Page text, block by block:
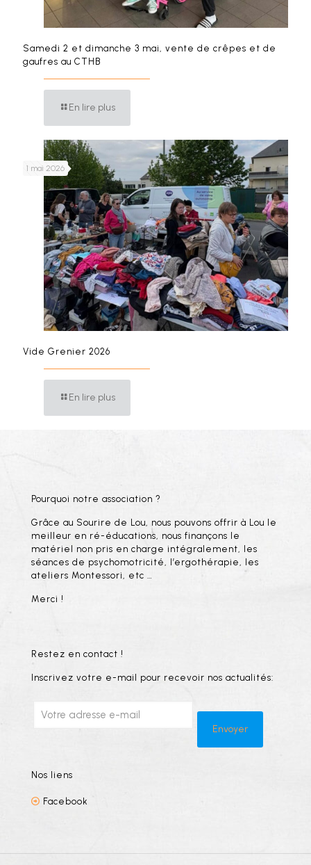
Samedi 2 et dimanche 3 mai, vente de crêpes et de
gaufres au CTHB
En lire plus
1 mai 2026
Vide Grenier 2026
En lire plus
Pourquoi notre association ?
Grâce au Sourire de Lou, nous pouvons offrir à Lou le
meilleur en ré-éducations, nous finançons le
matériel non pris en charge intégralement, les
séances de psychomotricité, l’ergothérapie, les
ateliers Montessori, etc …
Merci !
Restez en contact !
Inscrivez votre e-mail pour recevoir nos actualités:
Nos liens
Facebook